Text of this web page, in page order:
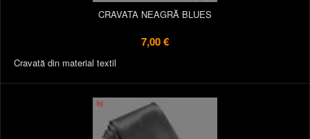
CRAVATA NEAGRĂ BLUES
7,00 €
Cravată din material textil